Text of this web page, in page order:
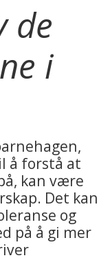
de
i
å forstå at
kan være
Det kan
og
på å gi mer